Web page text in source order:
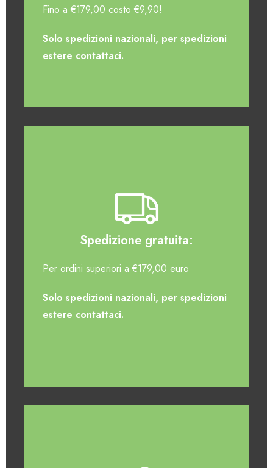
Fino a €179,00 costo €9,90!
Solo spedizioni nazionali, per spedizioni
estere contattaci.
Spedizione gratuita:
Per ordini superiori a €179,00 euro
Solo spedizioni nazionali, per spedizioni
estere contattaci.